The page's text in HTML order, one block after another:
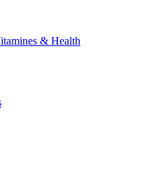
& Health